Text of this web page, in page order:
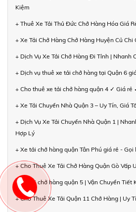
Kiệm
+ Thuê Xe Tải Thủ Đức Chở Hàng Hóa Giá
+ Xe Tải Chở Hàng Chở Hàng Huyện Củ
+ Dịch Vụ Xe Tải Chở Hàng Đi Tỉnh | Nhanh
+ Dịch vụ thuê xe tải chở hàng tại Quận 6
+ Cho thuê xe tải chở hàng quận 4 ✓ Giá rẻ
+ Xe Tải Chuyển Nhà Quận 3 – Uy Tín, Giá
+ Dịch Vụ Xe Tải Chuyển Nhà Quận 1 |
Hợp Lý
+ Xe tải chở hàng quận Tân Phú giá rẻ - Gọi
+ Cho Thuê Xe Tải Chở Hàng Quận Gò Vấp
+ Xe tải chở hàng quận 5 | Vận Chuyển Tiết
+ Cho Thuê Xe Tải Quận 11 Chở Hàng | Uy